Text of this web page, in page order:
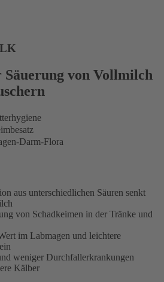
Säuerung von Vollmilch
Darm-Flora
aus unterschiedlichen Säuren senkt
von Schadkeimen in der Tränke und
im Labmagen und leichtere
weniger Durchfallerkrankungen
Kälber